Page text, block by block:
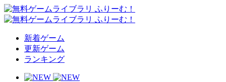
新着ゲーム
更新ゲーム
ランキング